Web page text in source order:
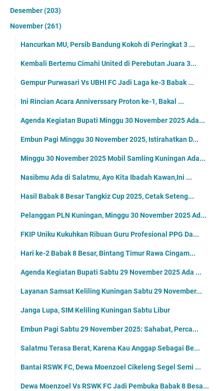
Desember(203)
November(261)
Hancurkan MU, Persib Bandung Kokoh di Peringkat 3 ...
Kembali Bertemu Cimahi United di Perebutan Juara 3...
Gempur Purwasari Vs UBHI FC Jadi Laga ke-3 Babak ...
Ini Rincian Acara Anniverssary Proton ke-1, Bakal ...
Agenda Kegiatan Bupati Minggu 30 November 2025 Ada...
Embun Pagi Minggu 30 November 2025, Istirahatkan D...
Minggu 30 November 2025 Mobil Samling Kuningan Ada...
Nasibmu Ada di Salatmu, Ayo Kita Ibadah Kawan,Ini ...
Hasil Babak 8 Besar Tangkiz Cup 2025, Cetak Seteng...
Pelanggan PLN Kuningan, Minggu 30 November 2025 Ad...
FKIP Uniku Kukuhkan Ribuan Guru Profesional PPG Da...
Hari ke-2 Babak 8 Besar, Bintang Timur Rawa Cingam...
Agenda Kegiatan Bupati Sabtu 29 November 2025 Ada ...
Layanan Samsat Keliling Kuningan Sabtu 29 November...
Janga Lupa, SIM Keliling Kuningan Sabtu Libur
Embun Pagi Sabtu 29 November 2025: Sahabat, Perca...
Salatmu Terasa Berat, Karena Kau Anggap Sebagai Be...
Bantai RSWK FC, Dewa Moenzoel Cikeleng Segel Semi ...
Dewa Moenzoel Vs RSWK FC Jadi Pembuka Babak 8 Besa...